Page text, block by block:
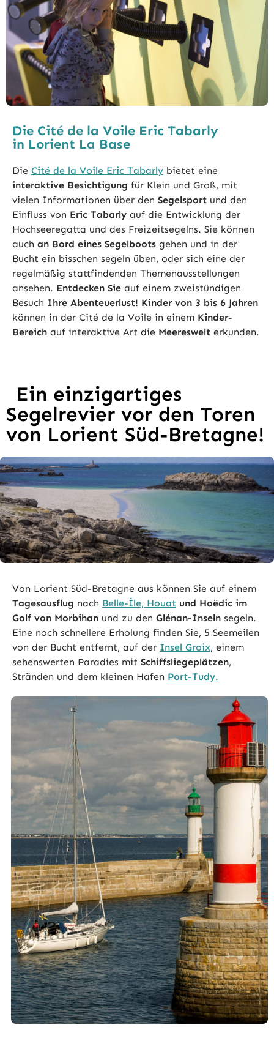
Die Cité de la Voile Eric Tabarly
in Lorient La Base
Die Cité de la Voile Eric Tabarly bietet eine
interaktive Besichtigung für Klein und Groß, mit
vielen Informationen über den Segelsport und den
Einfluss von Eric Tabarly auf die Entwicklung der
Hochseeregatta und des Freizeitsegelns. Sie können
auch an Bord eines Segelboots gehen und in der
Bucht ein bisschen segeln üben, oder sich eine der
regelmäßig stattfindenden Themenausstellungen
ansehen. Entdecken Sie auf einem zweistündigen
Besuch Ihre Abenteuerlust! Kinder von 3 bis 6 Jahren
können in der Cité de la Voile in einem Kinder-
Bereich auf interaktive Art die Meereswelt erkunden.
Ein einzigartiges
Segelrevier vor den Toren
von Lorient Süd-Bretagne!
Von Lorient Süd-Bretagne aus können Sie auf einem
Tagesausflug nach Belle-Île, Houat und Hoëdic im
Golf von Morbihan und zu den Glénan-Inseln segeln.
Eine noch schnellere Erholung finden Sie, 5 Seemeilen
von der Bucht entfernt, auf der Insel Groix, einem
sehenswerten Paradies mit Schiffsliegeplätzen,
Stränden und dem kleinen Hafen Port-Tudy.